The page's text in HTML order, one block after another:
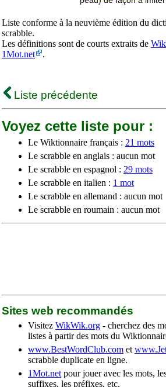
Liste conforme à la neuvième édition du
scrabble.
Les définitions sont de courts extraits de
1Mot.net
.
Liste précédente
Voyez cette liste pour :
Le Wiktionnaire français : 21 mots
Le scrabble en anglais : aucun mot
Le scrabble en espagnol : 29 mots
Le scrabble en italien : 1 mot
Le scrabble en allemand : aucun mot
Le scrabble en roumain : aucun mot
Sites web recommandés
Visitez WikWik.org - cherchez des
listes à partir des mots du
www.BestWordClub.com et
scrabble duplicate en ligne.
1Mot.net pour jouer avec les mots,
suffixes, les préfixes, etc.